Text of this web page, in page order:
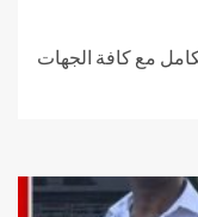
مع كافة الجهات